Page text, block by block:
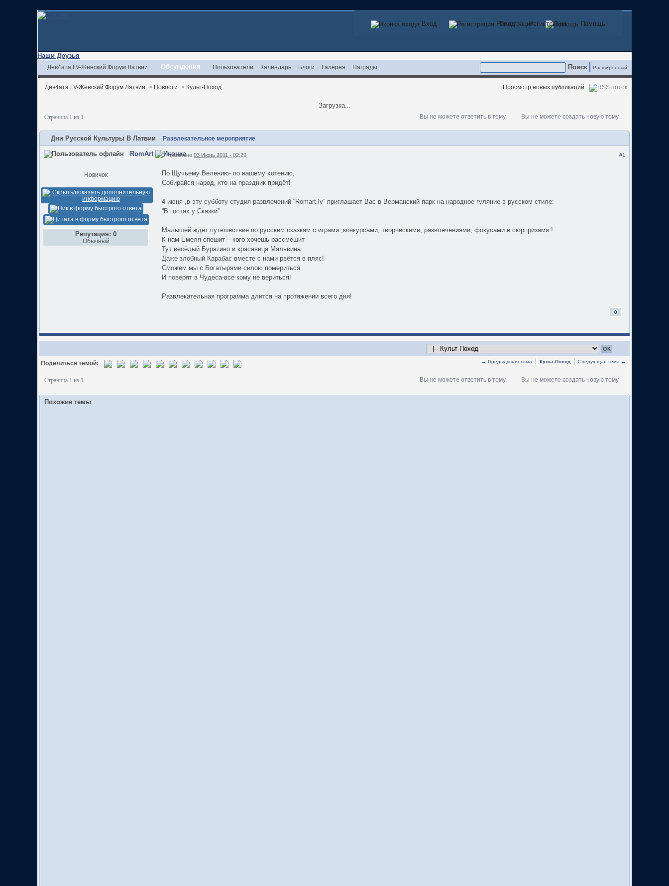
Вход Регистрация Помощь
Вход Регистрация Помощь
Наши Друзья
Расширенный
Дев4ата.LV-Женский Форум Латвии Обсуждения Пользователи Календарь Блоги Галерея Награды
Дев4ата.LV-Женский Форум Латвии > Новости > Культ-Поход Просмотр новых публикаций
Загрузка...
Страница 1 из 1 Вы не можете создать новую тему
Вы не можете ответить в тему
Дни Русской Культуры В Латвии Развлекательное мероприятие
#1
RomArt
Новичок
Репутация: 0
Обычный
Отправлено03 Июнь 2011 - 02:29
По Щучьему Велению- по нашему хотению,
Собирайся народ, кто на праздник придёт!
4 июня ,в эту субботу студия развлечений “Romart.lv” приглашает Вас в Верманский парк на народное гуляние в русском стиле:
“В гостях у Cказки”
Малышей ждёт путешествие по русским сказкам с играми ,конкурсами, творческими, развлечениями, фокусами и сюрпризами !
К нам Емеля спешит – кого хочешь рассмешит
Тут весёлый Буратино и красавица Мальвина
Даже злобный Карабас вместе с нами рвётся в пляс!
Сможем мы с Богатырями силою помериться
И поверят в Чудеса-все кому не вериться!
Развлекательная программа длится на протяжении всего дня!
0
← Предыдущая тема Культ-Поход Следующая тема →
Поделиться темой:
Страница 1 из 1 Вы не можете создать новую тему
Вы не можете ответить в тему
Похожие темы